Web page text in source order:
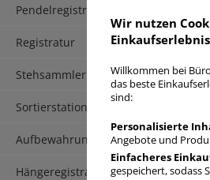
Pendelregistratur
Registratur
Stehsammler
Sortierstationen / Ablagen
Aufbewahrungsbox
Hängeregistratur
Wir nutzen
Willkommen bei
das beste
sind:
Personalisierte
Angebote und
Einfacheres
gespeichert, sodass